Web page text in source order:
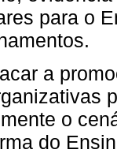
para o
a
o
do